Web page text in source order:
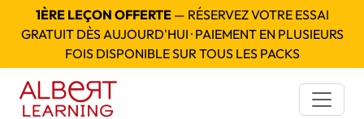
1ÈRE LEÇON OFFERTE— RÉSERVEZ VOTRE ESSAI
GRATUIT DÈS AUJOURD'HUI · PAIEMENT EN PLUSIEURS
FOIS DISPONIBLE SUR TOUS LES PACKS